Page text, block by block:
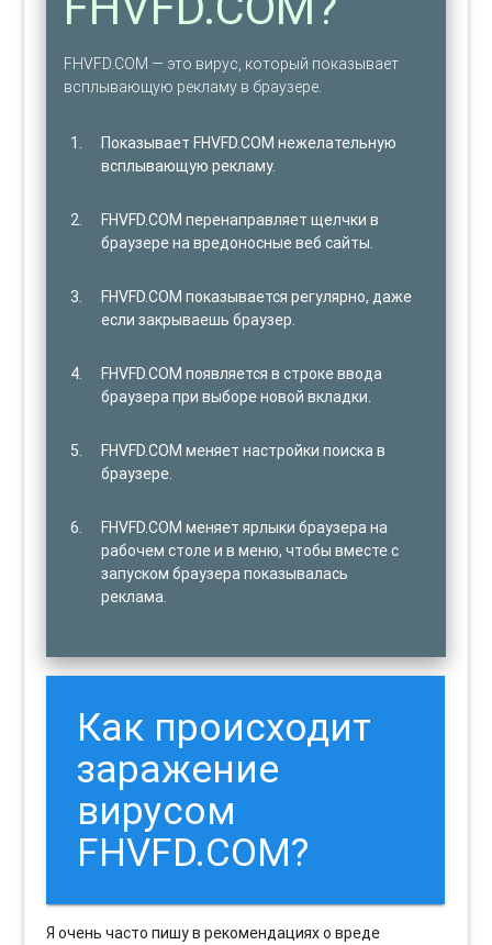
FHVFD.COM — это вирус, который показывает
всплывающую рекламу в браузере.
Показывает FHVFD.COM нежелательную
всплывающую рекламу.
FHVFD.COM перенаправляет щелчки в
браузере на вредоносные веб сайты.
FHVFD.COM показывается регулярно, даже
если закрываешь браузер.
FHVFD.COM появляется в строке ввода
браузера при выборе новой вкладки.
FHVFD.COM меняет настройки поиска в
браузере.
FHVFD.COM меняет ярлыки браузера на
рабочем столе и в меню, чтобы вместе с
запуском браузера показывалась
реклама.
Как происходит
заражение
вирусом
FHVFD.COM?
Я очень часто пишу в рекомендациях о вреде